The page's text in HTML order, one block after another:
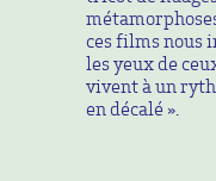
ces films nous
les yeux de
vivent à un
en décalé ».